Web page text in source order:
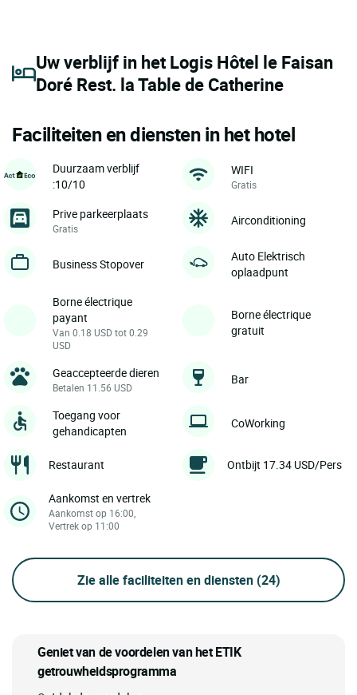
Uw verblijf in het Logis Hôtel le Faisan
Doré Rest. la Table de Catherine
Faciliteiten en diensten in het hotel
Duurzaam verblijf
:10/10
WIFI
Gratis
Prive parkeerplaats
Gratis
Airconditioning
Business Stopover
Auto Elektrisch
oplaadpunt
Borne électrique
payant
Van 0.18 USD tot 0.29
USD
Borne électrique
gratuit
Geaccepteerde dieren
Betalen 11.56 USD
Bar
Toegang voor
gehandicapten
CoWorking
Restaurant Ontbijt 17.34 USD/Pers
Aankomst en vertrek
Aankomst op 16:00,
Vertrek op 11:00
Zie alle faciliteiten en diensten (24)
Geniet van de voordelen van het ETIK
getrouwheidsprogramma